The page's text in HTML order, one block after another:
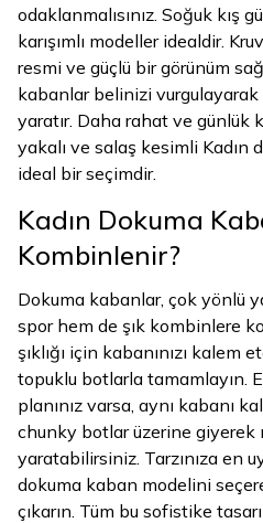
odaklanmalısınız. Soğuk kış
karışımlı modeller idealdir.
resmi ve güçlü bir görünüm
kabanlar belinizi
yaratır. Daha rahat ve günlük
yakalı ve salaş kesimli Kadın
ideal bir seçimdir.
Kadın Dokuma
Kombinlenir?
Dokuma kabanlar, çok yönlü
spor hem de şık kombinlere
şıklığı için kabanınızı kalem
topuklu botlarla tamamlayın.
planınız varsa, aynı kabanı
chunky botlar üzerine
yaratabilirsiniz. Tarzınıza en
dokuma kaban modelini
çıkarın. Tüm bu sofistike